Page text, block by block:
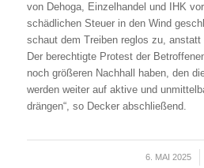
von Dehoga, Einzelhandel und IHK
schädlichen Steuer in den Wind
schaut dem Treiben reglos zu,
Der berechtigte Protest der
noch größeren Nachhall haben, den
werden weiter auf aktive und
drängen“, so Decker abschließend.
6. MAI 2025
/